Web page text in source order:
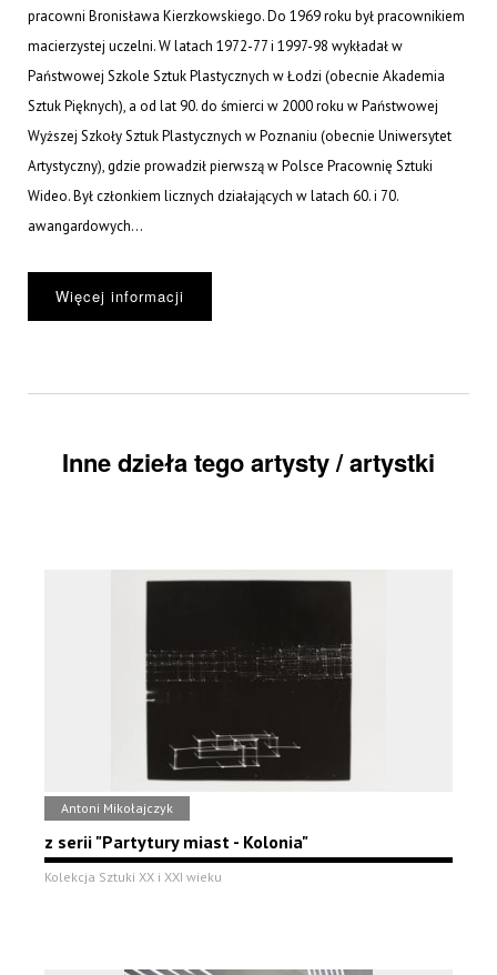
pracowni Bronisława Kierzkowskiego. Do 1969 roku był pracownikiem
macierzystej uczelni. W latach 1972-77 i 1997-98 wykładał w
Państwowej Szkole Sztuk Plastycznych w Łodzi (obecnie Akademia
Sztuk Pięknych), a od lat 90. do śmierci w 2000 roku w Państwowej
Wyższej Szkoły Sztuk Plastycznych w Poznaniu (obecnie Uniwersytet
Artystyczny), gdzie prowadził pierwszą w Polsce Pracownię Sztuki
Wideo. Był członkiem licznych działających w latach 60. i 70.
awangardowych...
Więcej informacji
Inne dzieła tego artysty / artystki
Antoni Mikołajczyk
z serii "Partytury miast - Kolonia"
Kolekcja Sztuki XX i XXI wieku